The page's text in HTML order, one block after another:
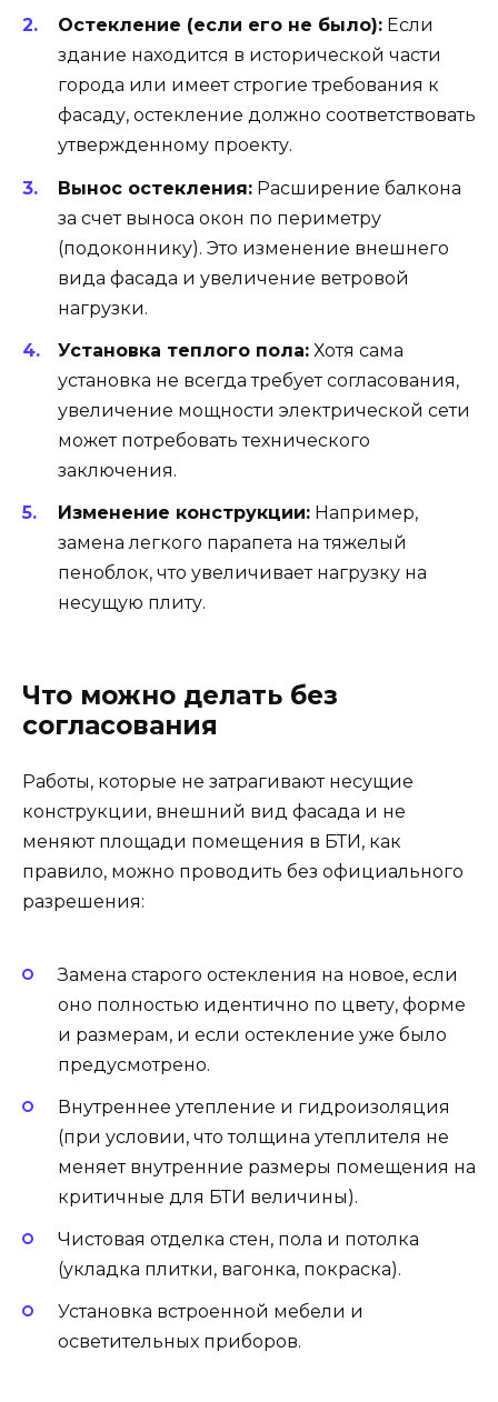
Остекление (если его не было): Если
здание находится в исторической части
города или имеет строгие требования к
фасаду, остекление должно соответствовать
утвержденному проекту.
Вынос остекления: Расширение балкона
за счет выноса окон по периметру
(подоконнику). Это изменение внешнего
вида фасада и увеличение ветровой
нагрузки.
Установка теплого пола: Хотя сама
установка не всегда требует согласования,
увеличение мощности электрической сети
может потребовать технического
заключения.
Изменение конструкции: Например,
замена легкого парапета на тяжелый
пеноблок, что увеличивает нагрузку на
несущую плиту.
Что можно делать без
согласования
Работы, которые не затрагивают несущие
конструкции, внешний вид фасада и не
меняют площади помещения в БТИ, как
правило, можно проводить без официального
разрешения:
Замена старого остекления на новое, если
оно полностью идентично по цвету, форме
и размерам, и если остекление уже было
предусмотрено.
Внутреннее утепление и гидроизоляция
(при условии, что толщина утеплителя не
меняет внутренние размеры помещения на
критичные для БТИ величины).
Чистовая отделка стен, пола и потолка
(укладка плитки, вагонка, покраска).
Установка встроенной мебели и
осветительных приборов.